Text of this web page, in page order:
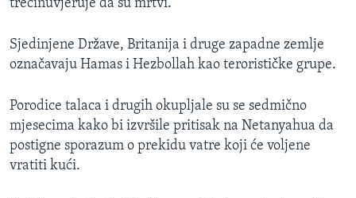
trećinuvjeruje da su mrtvi.
Sjedinjene Države, Britanija i druge zapadne zemlje
označavaju Hamas i Hezbollah kao terorističke grupe.
Porodice talaca i drugih okupljale su se sedmično
mjesecima kako bi izvršile pritisak na Netanyahua da
postigne sporazum o prekidu vatre koji će voljene
vratiti kući.